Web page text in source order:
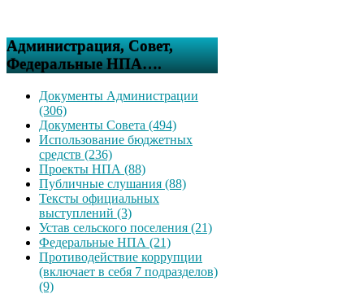
Администрация, Совет,
Федеральные НПА….
Документы Администрации
(306)
Документы Совета (494)
Использование бюджетных
средств (236)
Проекты НПА (88)
Публичные слушания (88)
Тексты официальных
выступлений (3)
Устав сельского поселения (21)
Федеральные НПА (21)
Противодействие коррупции
(включает в себя 7 подразделов)
(9)